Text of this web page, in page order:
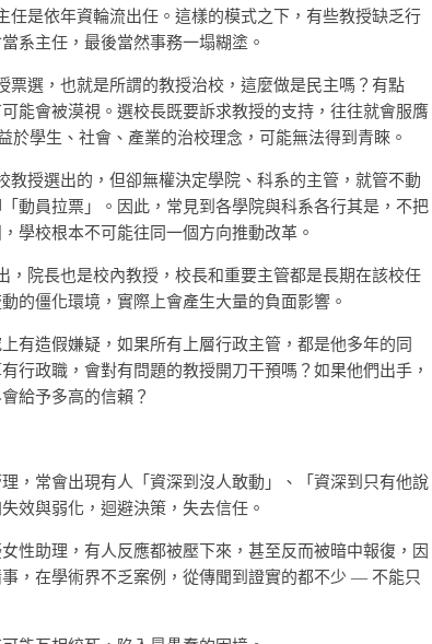
是依年資輪流出任。這樣的模式之下，有些教授缺乏行
系主任，最後當然事務一塌糊塗。
選，也就是所謂的教授治校，這麼做是民主嗎？有點
能會被漠視。選校長既要訴求教授的支持，往往就會服膺
學生、社會、產業的治校理念，可能無法得到青睞。
授選出的，但卻無權決定學院、科系的主管，就管不動
動員拉票」。因此，常見到各學院與科系各行其是，不把
學校根本不可能往同一個方向推動改革。
院長也是校內教授，校長和重要主管都是長期在該校任
的僵化環境，實際上會產生大量的負面影響。
有造假嫌疑，如果所有上層行政主管，都是他多年的同
行政職，會對有問題的教授開刀干預嗎？如果他們出手，
給予多高的信賴？
，常會出現有人「資深到沒人敢動」、「資深到只有他說
效與弱化，迴避決策，失去信任。
性助理，有人反應都被壓下來，甚至反而被暗中報復，因
，在學術界不乏案例，從傳聞到證實的都不少 — 不能只